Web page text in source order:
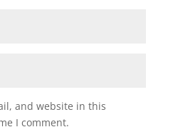
and website in this
I comment.